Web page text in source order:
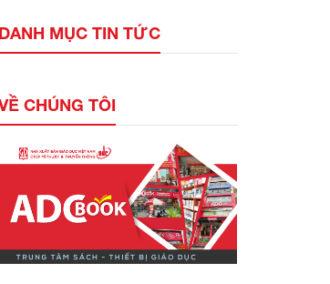
DANH MỤC TIN TỨC
CHÚNG TÔI